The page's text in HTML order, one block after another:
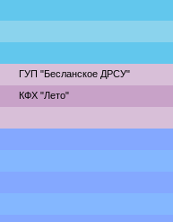
ГУП "Бесланское ДРСУ"
КФХ "Лето"